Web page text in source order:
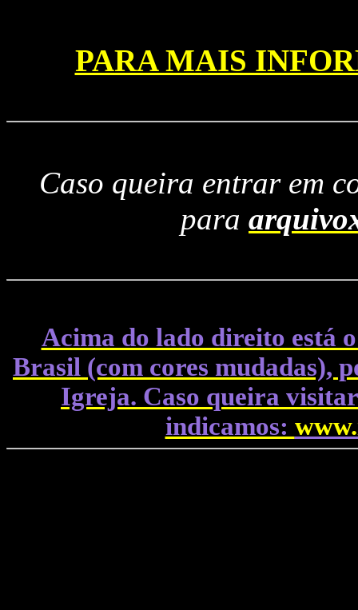
PARA MAIS
Caso queira entrar em
para
Acima do lado direito está
Brasil (com cores mudadas),
Igreja. Caso queira
indicamos: